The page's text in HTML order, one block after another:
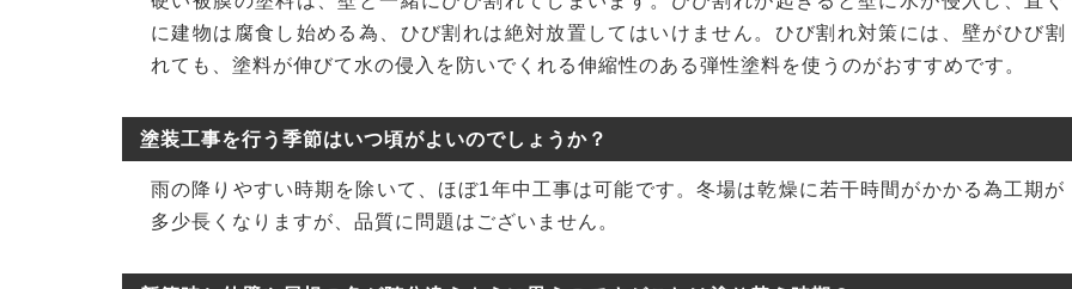
に建物は腐食し始める為、ひび割れは絶対放置してはいけません。ひび割れ対策には、壁がひび割
れても、塗料が伸びて水の侵入を防いでくれる伸縮性のある弾性塗料を使うのがおすすめです。
塗装工事を行う季節はいつ頃がよいのでしょうか？
雨の降りやすい時期を除いて、ほぼ1年中工事は可能です。冬場は乾燥に若干時間がかかる為工期が
多少長くなりますが、品質に問題はございません。